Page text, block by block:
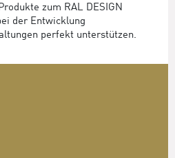
zum RAL DESIGN
der Entwicklung
perfekt unterstützen.